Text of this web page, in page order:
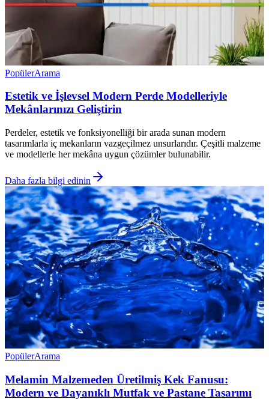
PopülerArama
Estetik ve İşlevsel Modern Perde Modelleriyle
Mekânlarınızı Geliştirin
Perdeler, estetik ve fonksiyonelliği bir arada sunan modern
tasarımlarla iç mekanların vazgeçilmez unsurlarıdır. Çeşitli malzeme
ve modellerle her mekâna uygun çözümler bulunabilir.
Daha fazla bilgi edinin
PopülerArama
Melamin Malzemeden Üretilmiş Kek Fanusu:
Modern ve Dayanıklı Mutfak ve Pastane Tasarımı